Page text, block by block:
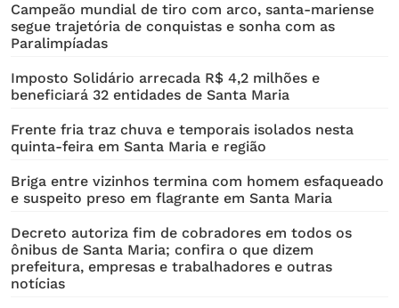
Campeão mundial de tiro com arco, santa-mariense
segue trajetória de conquistas e sonha com as
Paralimpíadas
Imposto Solidário arrecada R$ 4,2 milhões e
beneficiará 32 entidades de Santa Maria
Frente fria traz chuva e temporais isolados nesta
quinta-feira em Santa Maria e região
Briga entre vizinhos termina com homem esfaqueado
e suspeito preso em flagrante em Santa Maria
Decreto autoriza fim de cobradores em todos os
ônibus de Santa Maria; confira o que dizem
prefeitura, empresas e trabalhadores e outras
notícias